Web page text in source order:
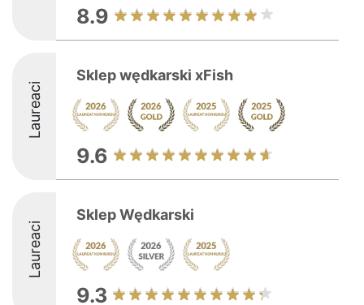
8.9
Laureaci
Sklep wędkarski xFish
9.6
Laureaci
Sklep Wędkarski
9.3